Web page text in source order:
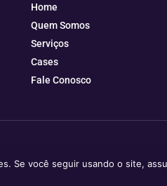
Home
Quem Somos
Serviços
Cases
Fale Conosco
Se você seguir usando o site,